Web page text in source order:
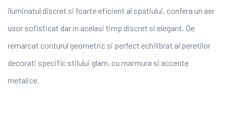
iluminatul discret si foarte eficient al spatiului, confera un aer
usor sofisticat dar in acelasi timp discret si elegant. De
remarcat conturul geometric si perfect echilibrat al peretilor
decorati specific stilului glam, cu marmura si accente
metalice.